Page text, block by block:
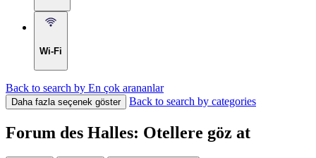
Wi-Fi
Back to search by En çok arananlar
Daha fazla seçenek göster Back to search by categories
Forum des Halles: Otellere göz at